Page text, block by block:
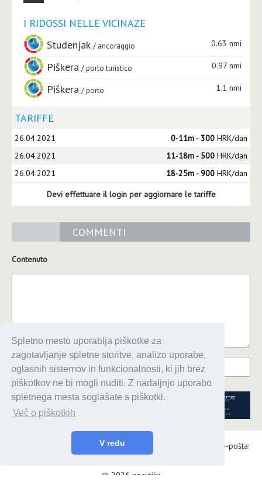
Spletno mesto uporablja piškotke za
zagotavljanje spletne storitve, analizo uporabe,
oglasnih sistemov in funkcionalnosti, ki jih brez
piškotkov ne bi mogli nuditi. Z nadaljnjo uporabo
spletnega mesta soglašate s piškotki.
Več o piškotkih
V redu
I RIDOSSI NELLE VICINAZE
Studenjak
ancoraggio 0.63 nmi
Piškera porto turistico 0.97 nmi
Piškera porto 1.1 nmi
TARIFFE
26.04.2021 0-11m - 300 HRK/dan
26.04.2021
11-18m - 500 HRK/dan
26.04.2021
18-25m - 900 HRK/dan
Devi effettuare il login per aggiornare le tariffe
COMMENTI
Contenuto
Alaris d.o.o., Topniška 14, Ljubljana, Tel.: 031 303 086, e-pošta:
urednik@enavtika.si
© 2026 enavtika